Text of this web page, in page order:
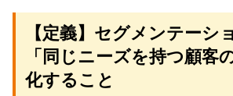
【定義】セグメンテーシ
「同じニーズを持つ顧客
化すること